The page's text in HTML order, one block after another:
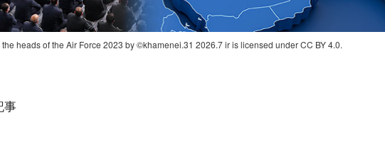
heads of the Air Force 2023 by ©khamenei.31 2026.7 ir is licensed under CC BY 4.0.
事